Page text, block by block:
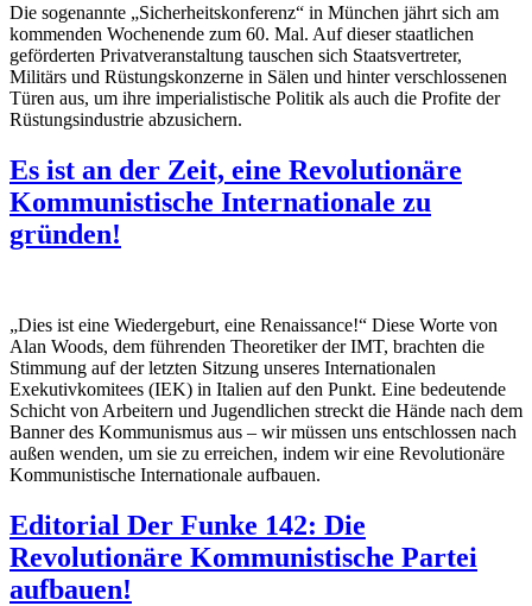
Die sogenannte „Sicherheitskonferenz“ in München jährt sich am
kommenden Wochenende zum 60. Mal. Auf dieser staatlichen
geförderten Privatveranstaltung tauschen sich Staatsvertreter,
Militärs und Rüstungskonzerne in Sälen und hinter verschlossenen
Türen aus, um ihre imperialistische Politik als auch die Profite der
Rüstungsindustrie abzusichern.
Es ist an der Zeit, eine Revolutionäre
Kommunistische Internationale zu
gründen!
„Dies ist eine Wiedergeburt, eine Renaissance!“ Diese Worte von
Alan Woods, dem führenden Theoretiker der IMT, brachten die
Stimmung auf der letzten Sitzung unseres Internationalen
Exekutivkomitees (IEK) in Italien auf den Punkt. Eine bedeutende
Schicht von Arbeitern und Jugendlichen streckt die Hände nach dem
Banner des Kommunismus aus – wir müssen uns entschlossen nach
außen wenden, um sie zu erreichen, indem wir eine Revolutionäre
Kommunistische Internationale aufbauen.
Editorial Der Funke 142: Die
Revolutionäre Kommunistische Partei
aufbauen!